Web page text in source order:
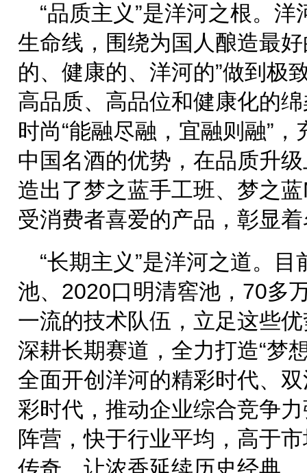
“品质主义”是洋河之根。
生命线，围绕为国人酿造最
的、健康的、洋河的”做到极
高品质、高品位和健康化的
时尚“能融尽融，宜融则融”
中国名酒的优势，在品质升级
造出了梦之蓝手工班、梦之
受消费者喜爱的产品，彰显
“长期主义”是洋河之道。
池、2020口明清窖池，70多
一流的技术队伍，立足这些
深耕长期赛道，全力打造“梦
全面开创洋河的精彩时代、
彩时代，推动企业综合竞争
阵营，快于行业平均，高于